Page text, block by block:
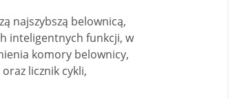
najszybszą belownicą,
inteligentnych funkcji, w
komory belownicy,
licznik cykli,